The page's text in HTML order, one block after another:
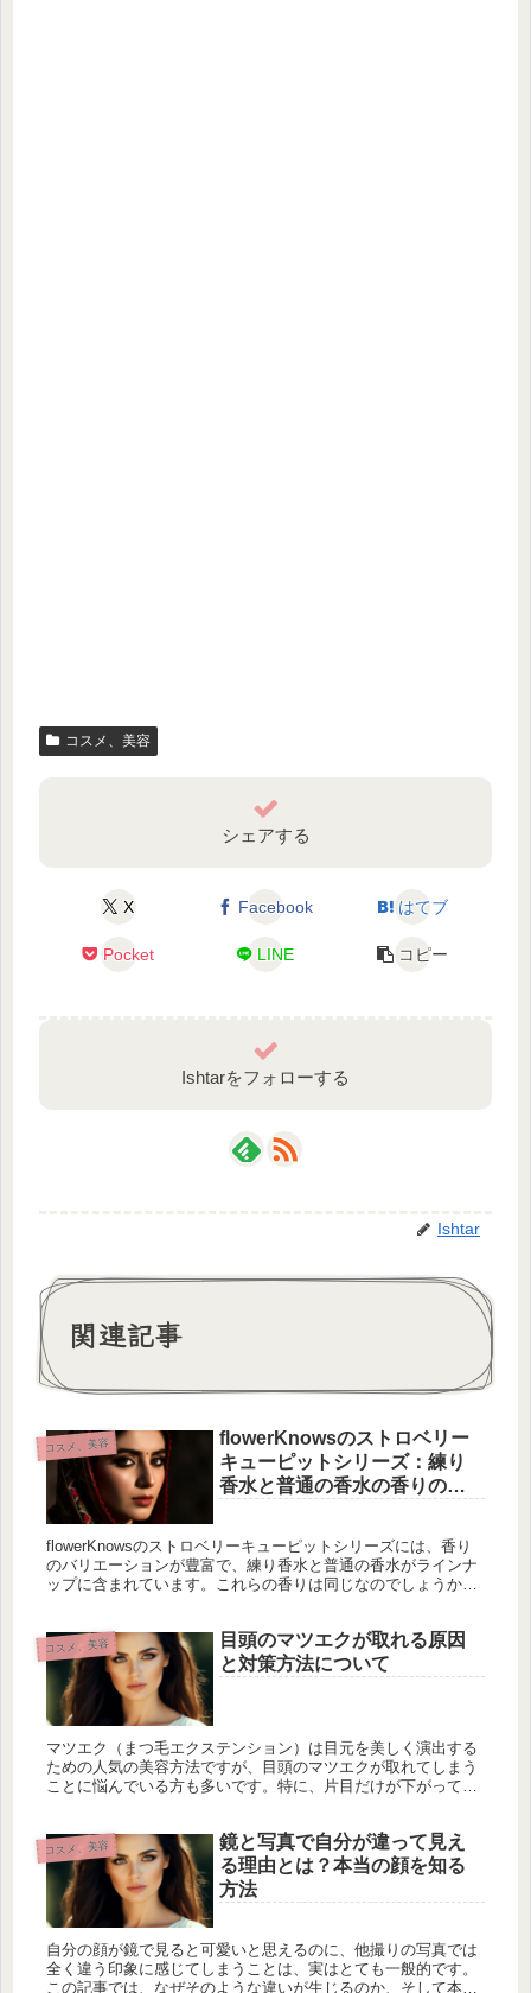
コスメ、美容
シェアする
X Facebook はてブ
Pocket LINE コピー
Ishtarをフォローする
Ishtar
関連記事
コスメ、美容
flowerKnowsのストロベリー
キューピットシリーズ：練り
香水と普通の香水の香りの違
flowerKnowsのストロベリーキューピットシリーズには、香り
のバリエーションが豊富で、練り香水と普通の香水がラインナ
ップに含まれています。これらの香りは同じなのでしょうか？
コスメ、美容
目頭のマツエクが取れる原因
と対策方法について
マツエク（まつ毛エクステンション）は目元を美しく演出する
ための人気の美容方法ですが、目頭のマツエクが取れてしまう
ことに悩んでいる方も多いです。特に、片目だけが下がってき
コスメ、美容
鏡と写真で自分が違って見え
る理由とは？本当の顔を知る
方法
自分の顔が鏡で見ると可愛いと思えるのに、他撮りの写真では
全く違う印象に感じてしまうことは、実はとても一般的です。
この記事では、なぜそのような違いが生じるのか、そして本当